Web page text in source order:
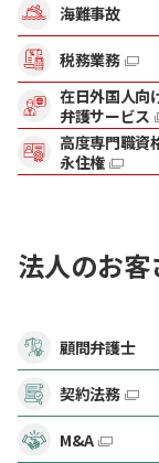
海難事故
税務業務
在日外国人向
弁護サービス
高度専門職資
永住権
法人のお客
顧問弁護士
契約法務
M&A